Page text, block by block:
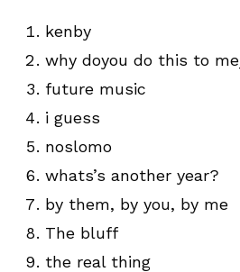
kenby
why doyou do this to me_
future music
i guess
noslomo
whats’s another year?
by them, by you, by me
The bluff
the real thing